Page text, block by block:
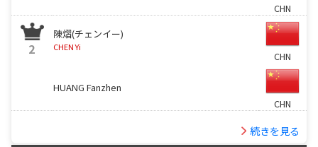
CHN
2
陳熠(チェンイー)
CHEN Yi
CHN
HUANG Fanzhen
CHN
続きを見る